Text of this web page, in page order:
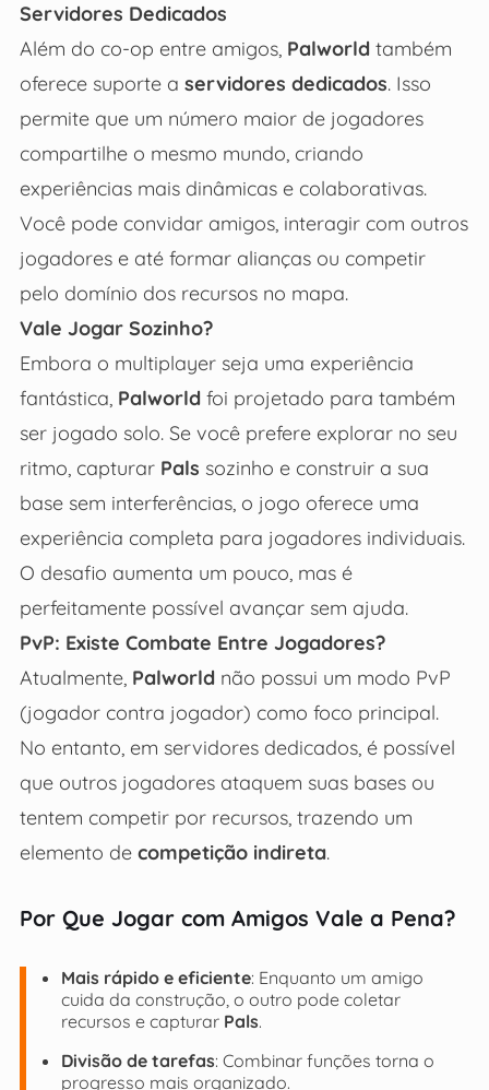
Servidores Dedicados
Além do co-op entre amigos, Palworldtambém
oferece suporte a servidores dedicados. Isso
permite que um número maior de jogadores
compartilhe o mesmo mundo, criando
experiências mais dinâmicas e colaborativas.
Você pode convidar amigos, interagir com outros
jogadores e até formar alianças ou competir
pelo domínio dos recursos no mapa.
Vale Jogar Sozinho?
Embora o multiplayer seja uma experiência
fantástica, Palworldfoi projetado para também
ser jogado solo. Se você prefere explorar no seu
ritmo, capturar Pals sozinho e construir a sua
base sem interferências, o jogo oferece uma
experiência completa para jogadores individuais.
O desafio aumenta um pouco, mas é
perfeitamente possível avançar sem ajuda.
PvP: Existe Combate Entre Jogadores?
Atualmente, Palworldnão possui um modo PvP
(jogador contra jogador) como foco principal.
No entanto, em servidores dedicados, é possível
que outros jogadores ataquem suas bases ou
tentem competir por recursos, trazendo um
elemento de competição indireta.
Por Que Jogar com Amigos Vale a Pena?
Mais rápido e eficiente: Enquanto um amigo
cuida da construção, o outro pode coletar
recursos e capturar Pals.
Divisão de tarefas: Combinar funções torna o
progresso mais organizado.